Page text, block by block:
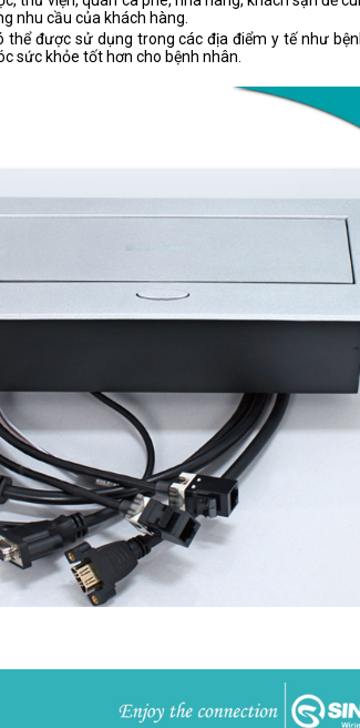
nhu cầu của khách hàng.
thể được sử dụng trong các địa điểm y tế như
sức khỏe tốt hơn cho bệnh nhân.